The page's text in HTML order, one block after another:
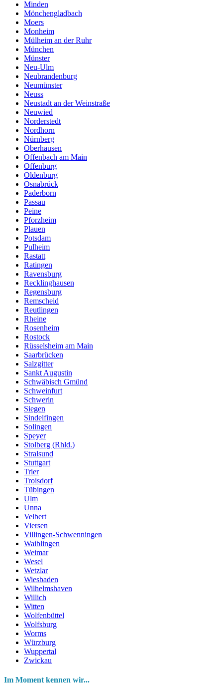
Minden
Mönchengladbach
Moers
Monheim
Mülheim an der Ruhr
München
Münster
Neu-Ulm
Neubrandenburg
Neumünster
Neuss
Neustadt an der Weinstraße
Neuwied
Norderstedt
Nordhorn
Nürnberg
Oberhausen
Offenbach am Main
Offenburg
Oldenburg
Osnabrück
Paderborn
Passau
Peine
Pforzheim
Plauen
Potsdam
Pulheim
Rastatt
Ratingen
Ravensburg
Recklinghausen
Regensburg
Remscheid
Reutlingen
Rheine
Rosenheim
Rostock
Rüsselsheim am Main
Saarbrücken
Salzgitter
Sankt Augustin
Schwäbisch Gmünd
Schweinfurt
Schwerin
Siegen
Sindelfingen
Solingen
Speyer
Stolberg (Rhld.)
Stralsund
Stuttgart
Trier
Troisdorf
Tübingen
Ulm
Unna
Velbert
Viersen
Villingen-Schwenningen
Waiblingen
Weimar
Wesel
Wetzlar
Wiesbaden
Wilhelmshaven
Willich
Witten
Wolfenbüttel
Wolfsburg
Worms
Würzburg
Wuppertal
Zwickau
Im Moment kennen wir...